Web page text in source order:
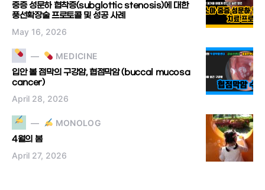
중증 성문하 협착증(subglottic stenosis)에 대한
풍선확장술 프로토콜 및 성공 사례
May 16, 2026
MEDICINE
입안 볼 점막의 구강암, 협점막암 (buccal mucosa
cancer)
April 28, 2026
MONOLOG
4월의 봄
April 27, 2026